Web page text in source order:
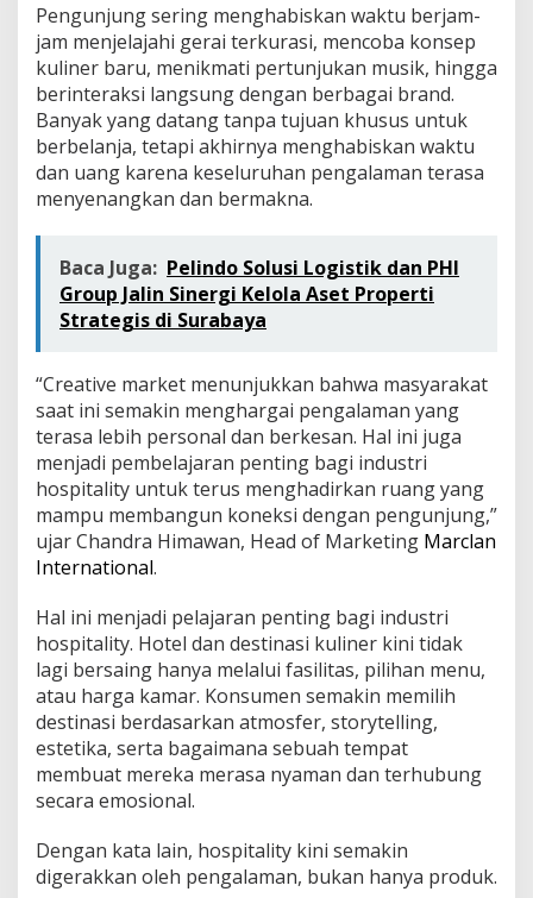
Pengunjung sering menghabiskan waktu berjam-
jam menjelajahi gerai terkurasi, mencoba konsep
kuliner baru, menikmati pertunjukan musik, hingga
berinteraksi langsung dengan berbagai brand.
Banyak yang datang tanpa tujuan khusus untuk
berbelanja, tetapi akhirnya menghabiskan waktu
dan uang karena keseluruhan pengalaman terasa
menyenangkan dan bermakna.
Baca Juga: Pelindo Solusi Logistik dan PHI
Group Jalin Sinergi Kelola Aset Properti
Strategis di Surabaya
“Creative market menunjukkan bahwa masyarakat
saat ini semakin menghargai pengalaman yang
terasa lebih personal dan berkesan. Hal ini juga
menjadi pembelajaran penting bagi industri
hospitality untuk terus menghadirkan ruang yang
mampu membangun koneksi dengan pengunjung,”
ujar Chandra Himawan, Head of Marketing Marclan
International.
Hal ini menjadi pelajaran penting bagi industri
hospitality. Hotel dan destinasi kuliner kini tidak
lagi bersaing hanya melalui fasilitas, pilihan menu,
atau harga kamar. Konsumen semakin memilih
destinasi berdasarkan atmosfer, storytelling,
estetika, serta bagaimana sebuah tempat
membuat mereka merasa nyaman dan terhubung
secara emosional.
Dengan kata lain, hospitality kini semakin
digerakkan oleh pengalaman, bukan hanya produk.